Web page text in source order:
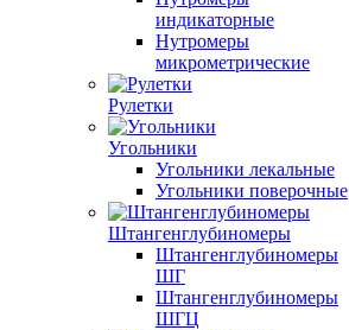
индикаторные
Нутромеры
микрометрические
Рулетки
Угольники
Угольники лекальные
Угольники поверочные
Штангенглубиномеры
Штангенглубиномеры
ШГ
Штангенглубиномеры
ШГЦ